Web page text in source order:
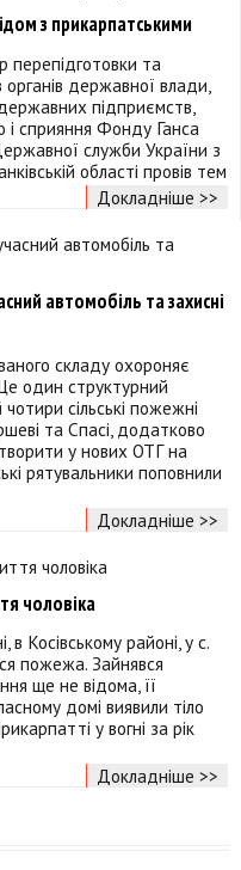
з прикарпатськими
перепідготовки та
органів державної влади,
підприємств,
і сприяння Фонду Ганса
служби України з
області провів тем
Докладніше >>
автомобіль та захисні
складу охороняє
один структурний
сільські пожежні
та Спасі, додатково
у нових ОТГ на
рятувальники поповнили
Докладніше >>
чоловіка
в Косівському районі, у с.
пожежа. Зайнявся
ще не відома, її
домі виявили тіло
у вогні за рік
Докладніше >>